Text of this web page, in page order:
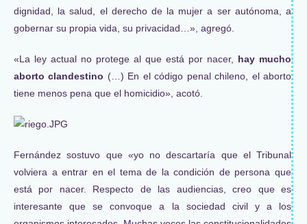
dignidad, la salud, el derecho de la mujer a ser autónoma, a
gobernar su propia vida, su privacidad…», agregó.
«La ley actual no protege al que está por nacer, hay mucho
aborto clandestino (…) En el código penal chileno, el aborto
tiene menos pena que el homicidio», acotó.
Fernández sostuvo que «yo no descartaría que el Tribunal
volviera a entrar en el tema de la condición de persona que
está por nacer. Respecto de las audiencias, creo que es
interesante que se convoque a la sociedad civil y a los